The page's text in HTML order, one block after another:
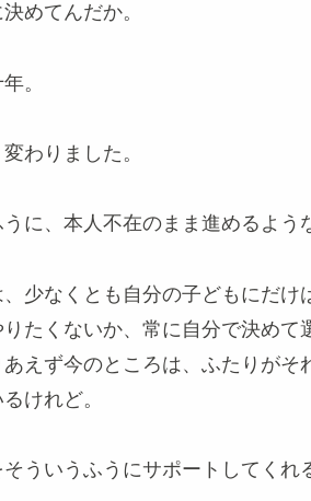
めてんだか。
。
わりました。
に、本人不在のまま進めるよう
、少なくとも自分の子どもにだ
たくないか、常に自分で決め
えず今のところは、ふたりが
けれど。
ういうふうにサポートしてくれ